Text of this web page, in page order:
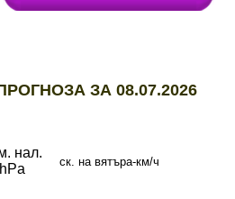
ЗА 08.07.2026
нал.
hPa
ск. на вятъра-км/ч